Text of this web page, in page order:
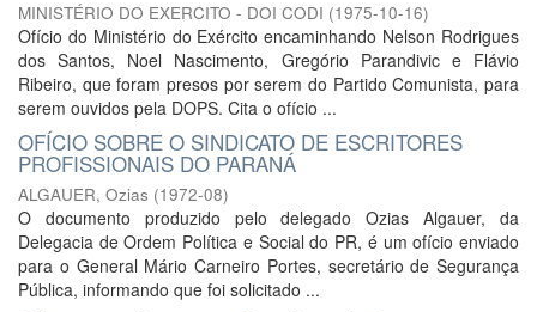
MINISTÉRIO DO EXERCITO - DOI CODI (1975-10-16)
Ofício do Ministério do Exército encaminhando Nelson Rodrigues
dos Santos, Noel Nascimento, Gregório Parandivic e Flávio
Ribeiro, que foram presos por serem do Partido Comunista, para
serem ouvidos pela DOPS. Cita o ofício ...
OFÍCIO SOBRE O SINDICATO DE ESCRITORES
PROFISSIONAIS DO PARANÁ
ALGAUER, Ozias (1972-08)
O documento produzido pelo delegado Ozias Algauer, da
Delegacia de Ordem Política e Social do PR, é um ofício enviado
para o General Mário Carneiro Portes, secretário de Segurança
Pública, informando que foi solicitado ...